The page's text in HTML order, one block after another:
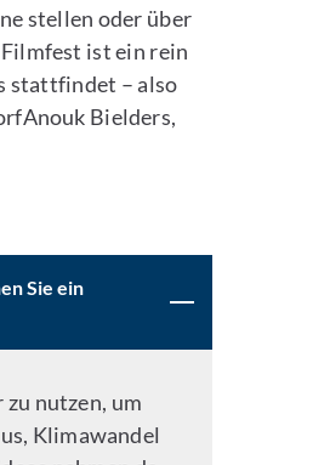
stellen oder über
ist ein rein
stattfindet – also
Bielders,
Sie ein
nutzen, um
Klimawandel